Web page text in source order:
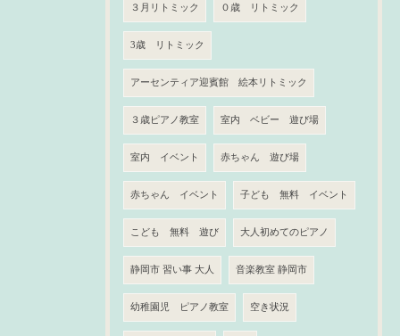
３月リトミック ０歳 リトミック
3歳 リトミック
アーセンティア迎賓館 絵本リトミック
３歳ピアノ教室 室内 ベビー 遊び場
室内 イベント 赤ちゃん 遊び場
赤ちゃん イベント 子ども 無料 イベント
こども 無料 遊び 大人初めてのピアノ
静岡市 習い事 大人 音楽教室 静岡市
幼稚園児 ピアノ教室 空き状況